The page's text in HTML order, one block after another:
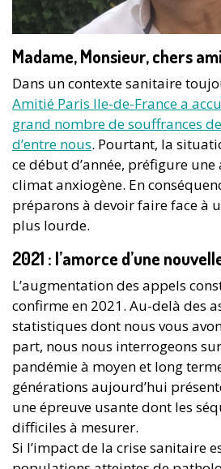
Madame, Monsieur, chers
Dans un contexte sanitaire
Amitié Paris Ile-de-France a
grand nombre de souffrances
d’entre nous. Pourtant, la
ce début d’année, préfigure
climat anxiogène. En
préparons à devoir faire face à
plus lourde.
2021 : l’amorce d’une
L’augmentation des appels
confirme en 2021. Au-delà des
statistiques dont nous vous
part, nous nous interrogeons
pandémie à moyen et long
générations aujourd’hui
une épreuve usante dont les
difficiles à mesurer.
Si l’impact de la crise sanitaire